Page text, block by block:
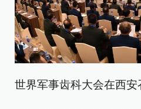
世界军事齿科大会在西